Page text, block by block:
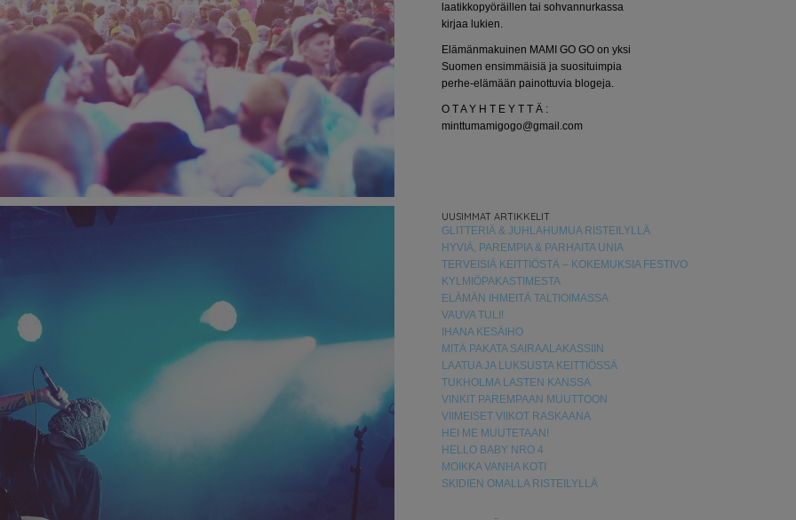
laatikkopyöräillen tai sohvannurkassa
kirjaa lukien.
Elämänmakuinen MAMI GO GO on yksi
Suomen ensimmäisiä ja suosituimpia
perhe-elämään painottuvia blogeja.
O T A Y H T E Y T T Ä :
minttumamigogo@gmail.com
UUSIMMAT ARTIKKELIT
GLITTERIÄ & JUHLAHUMUA RISTEILYLLÄ
HYVIÄ, PAREMPIA & PARHAITA UNIA
TERVEISIÄ KEITTIÖSTÄ – KOKEMUKSIA FESTIVO
KYLMIÖPAKASTIMESTA
ELÄMÄN IHMEITÄ TALTIOIMASSA
VAUVA TULI!
IHANA KESÄIHO
MITÄ PAKATA SAIRAALAKASSIIN
LAATUA JA LUKSUSTA KEITTIÖSSÄ
TUKHOLMA LASTEN KANSSA
VINKIT PAREMPAAN MUUTTOON
VIIMEISET VIIKOT RASKAANA
HEI ME MUUTETAAN!
HELLO BABY NRO 4
MOIKKA VANHA KOTI
SKIDIEN OMALLA RISTEILYLLÄ